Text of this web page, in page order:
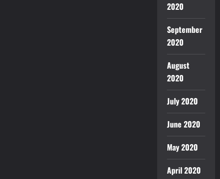
2020
September
2020
August
2020
July 2020
June 2020
May 2020
April 2020